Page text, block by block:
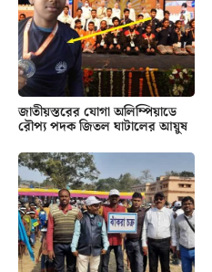
জাতীয়স্তরের যোগা অলিম্পিয়াডে
রৌপ্য পদক জিতল ঘাটালের আয়ুষ